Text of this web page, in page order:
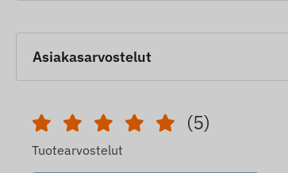
Mikrofoni on käytännöllinen laite, joka
tuotetietoja tai pakkausta ilman
tekemiin muutoksiin mahdollisten
Asiakasarvostelut
(5)
Tuotearvostelut